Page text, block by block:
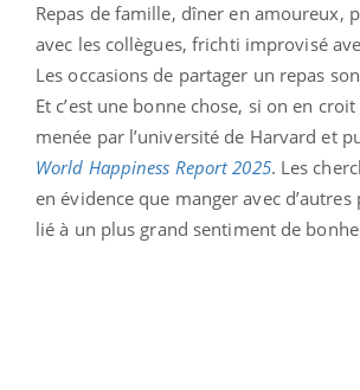
Repas de famille, dîner en amoureux,
avec les collègues, frichti improvisé
Les occasions de partager un repas
Et c’est une bonne chose, si on en
menée par l’université de Harvard et
World Happiness Report 2025. Les
en évidence que manger avec d’autres
lié à un plus grand sentiment de